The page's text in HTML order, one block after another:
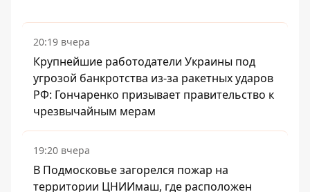
20:19 вчера
Крупнейшие работодатели Украины под
угрозой банкротства из-за ракетных ударов
РФ: Гончаренко призывает правительство к
чрезвычайным мерам
19:20 вчера
В Подмосковье загорелся пожар на
территории ЦНИИмаш, где расположен